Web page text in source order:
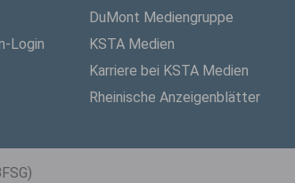
Login
DuMont Mediengruppe
KSTA Medien
Karriere bei KSTA Medien
Rheinische Anzeigenblätter